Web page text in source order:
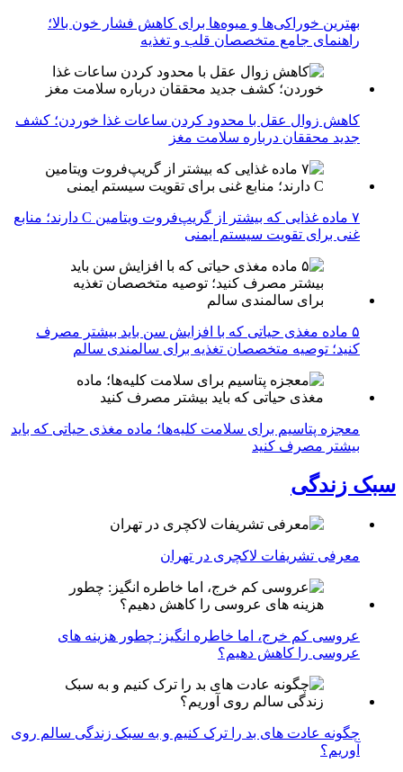
بهترین خوراکی‌ها و میوه‌ها برای کاهش فشار خون بالا؛
راهنمای جامع متخصصان قلب و تغذیه
کاهش زوال عقل با محدود کردن ساعات غذا خوردن؛ کشف
جدید محققان درباره سلامت مغز
۷ ماده غذایی که بیشتر از گریپ‌فروت ویتامین C دارند؛ منابع
غنی برای تقویت سیستم ایمنی
۵ ماده مغذی حیاتی که با افزایش سن باید بیشتر مصرف
کنید؛ توصیه متخصصان تغذیه برای سالمندی سالم
معجزه پتاسیم برای سلامت کلیه‌ها؛ ماده مغذی حیاتی که باید
بیشتر مصرف کنید
سبک زندگی
معرفی تشریفات لاکچری در تهران
عروسی کم خرج، اما خاطره انگیز: چطور هزینه های
عروسی را کاهش دهیم؟
چگونه عادت‌ های بد را ترک کنیم و به سبک زندگی سالم روی
آوریم؟